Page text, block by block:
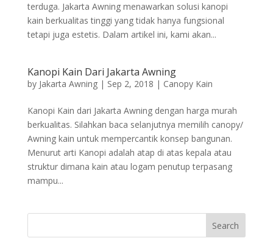
terduga. Jakarta Awning menawarkan solusi kanopi
kain berkualitas tinggi yang tidak hanya fungsional
tetapi juga estetis. Dalam artikel ini, kami akan...
Kanopi Kain Dari Jakarta Awning
by Jakarta Awning| Sep 2, 2018 | Canopy Kain
Kanopi Kain dari Jakarta Awning dengan harga murah
berkualitas. Silahkan baca selanjutnya memilih canopy/
Awning kain untuk mempercantik konsep bangunan.
Menurut arti Kanopi adalah atap di atas kepala atau
struktur dimana kain atau logam penutup terpasang
mampu...
Search